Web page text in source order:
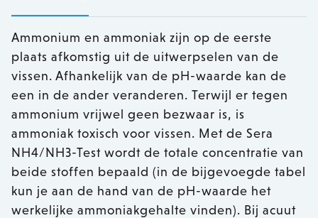
Ammonium en ammoniak zijn op de eerste
plaats afkomstig uit de uitwerpselen van de
vissen. Afhankelijk van de pH-waarde kan de
een in de ander veranderen. Terwijl er tegen
ammonium vrijwel geen bezwaar is, is
ammoniak toxisch voor vissen. Met de Sera
NH4/NH3-Test wordt de totale concentratie van
beide stoffen bepaald (in de bijgevoegde tabel
kun je aan de hand van de pH-waarde het
werkelijke ammoniakgehalte vinden). Bij acuut